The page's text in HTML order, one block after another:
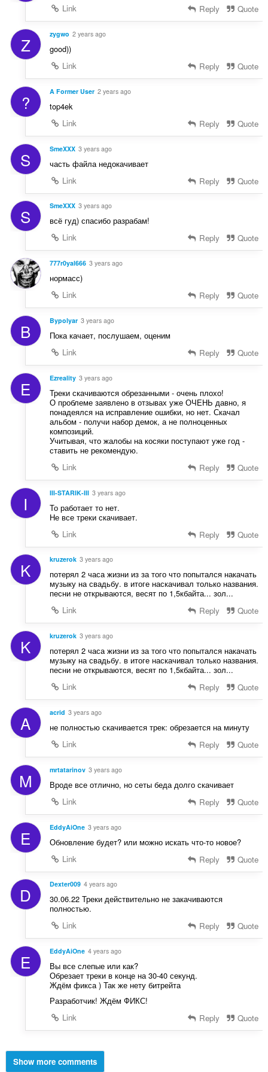
а
ч
Link Reply Quote
Z zygwo 2 years ago
good))
Link
Reply Quote
? A Former User 2 years ago
top4ek
Link
Reply Quote
S SmeXXX 3 years ago
часть файла недокачивает
Link
Reply Quote
S SmeXXX 3 years ago
всё гуд) спасибо разрабам!
Link
Reply Quote
777r0yal666 3 years ago
нормасс)
Link
Reply Quote
B Bypolyar 3 years ago
Пока качает, послушаем, оценим
Link
Reply Quote
E Ezreality 3 years ago
Треки скачиваются обрезанными - очень плохо!
О проблеме заявлено в отзывах уже ОЧЕНЬ давно, я
понадеялся на исправление ошибки, но нет. Скачал
альбом - получи набор демок, а не полноценных
композиций.
Учитывая, что жалобы на косяки поступают уже год -
ставить не рекомендую.
Link
Reply Quote
I III-STARIK-III 3 years ago
То работает то нет.
Не все треки скачивает.
Link
Reply Quote
K kruzerok 3 years ago
потерял 2 часа жизни из за того что попытался накачать
музыку на свадьбу. в итоге наскачивал только названия.
песни не открываются, весят по 1,5кбайта... зол...
Link
Reply Quote
K kruzerok 3 years ago
потерял 2 часа жизни из за того что попытался накачать
музыку на свадьбу. в итоге наскачивал только названия.
песни не открываются, весят по 1,5кбайта... зол...
Link
Reply Quote
A acrid 3 years ago
не полностью скачивается трек: обрезается на минуту
Link
Reply Quote
M mrtatarinov 3 years ago
Вроде все отлично, но сеты беда долго скачивает
Link
Reply Quote
E EddyAiOne 3 years ago
Обновление будет? или можно искать что-то новое?
Link
Reply Quote
D Dexter009 4 years ago
30.06.22 Треки действительно не закачиваются
полностью.
Link
Reply Quote
E EddyAiOne 4 years ago
Вы все слепые или как?
Обрезает треки в конце на 30-40 секунд.
Ждём фикса ) Так же нету битрейта
Разработчик! Ждём ФИКС!
Link
Reply Quote
Show more comments